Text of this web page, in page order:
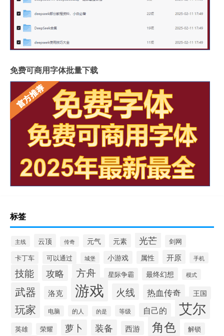
免费可商用字体批量下载
标签
主线 云顶 传奇 元气 元素 光芒
剑网
卡丁车
可以通过 城堡 小游戏 属性 开原 手机
技能 攻略 方舟 星际争霸 最终幻想 模式
武器 洛克 游戏 火线 热血传奇 王国
玩家 电脑 的人 的是 等级 自己的 艾尔
英雄 荣耀 萝卜 装备 西游 角色 解锁